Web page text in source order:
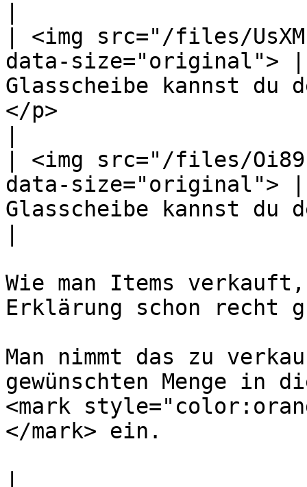
| <img src="/files/
data-size="original"> |
Glasscheibe kannst du
</p>
| <img src="/files/
data-size="original">
Glasscheibe kannst du
Wie man Items
Erklärung schon recht
Man nimmt das zu
gewünschten Menge in
<mark
</mark> ein.